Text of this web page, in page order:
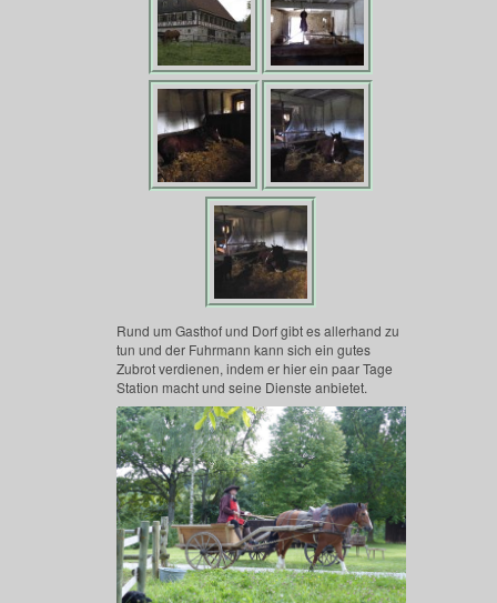
Rund um Gasthof und Dorf gibt es allerhand zu
tun und der Fuhrmann kann sich ein gutes
Zubrot verdienen, indem er hier ein paar Tage
Station macht und seine Dienste anbietet.